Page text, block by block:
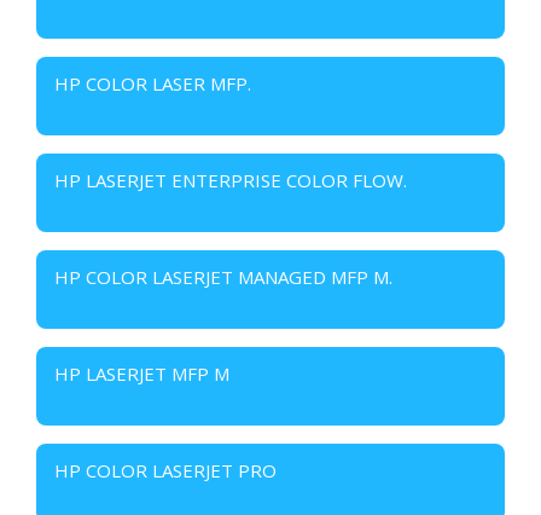
HP COLOR LASER MFP.
HP LASERJET ENTERPRISE COLOR FLOW.
HP COLOR LASERJET MANAGED MFP M.
HP LASERJET MFP M
HP COLOR LASERJET PRO